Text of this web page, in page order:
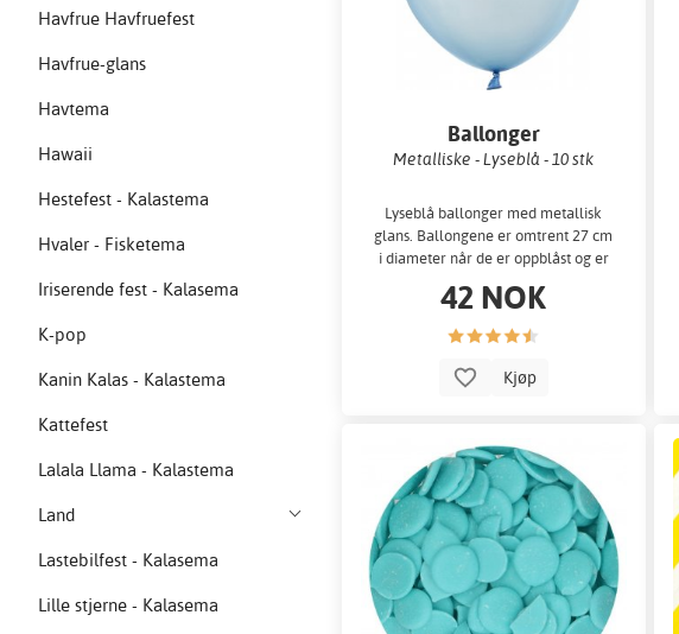
Havfrue Havfruefest
Havfrue-glans
Havtema
Hawaii
Hestefest - Kalastema
Hvaler - Fisketema
Iriserende fest - Kalasema
K-pop
Kanin Kalas - Kalastema
Kattefest
Lalala Llama - Kalastema
Land
Lastebilfest - Kalasema
Lille stjerne - Kalasema
Ballonger
Metalliske - Lyseblå - 10 stk
Lyseblå ballonger med metallisk
glans. Ballongene er omtrent 27 cm
i diameter når de er oppblåst og er
42 NOK
Kjøp